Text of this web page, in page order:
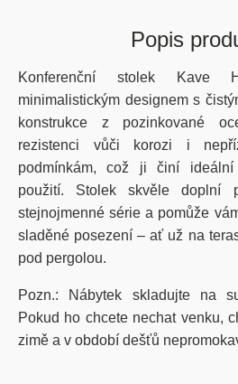
Popis
Konferenční stolek Kave
minimalistickým designem s
konstrukce z pozinkované
rezistenci vůči korozi i
podmínkám, což ji činí
použití. Stolek skvěle doplní
stejnojmenné série a pomůže
sladěné posezení – ať už na
pod pergolou.
Pozn.: Nábytek skladujte na
Pokud ho chcete nechat venku,
zimě a v období dešťů